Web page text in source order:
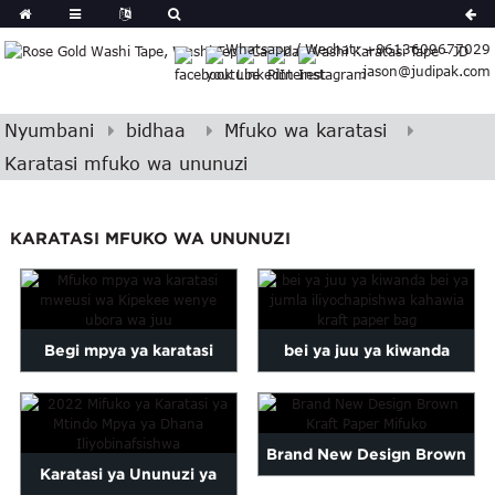
Whatsapp / Wechat: +8613609677029
jason@judipak.com
German
Japanese
Indonesian
Hindi
Bosnian
Corsican
Filipino
Georgian
Hawaiian
Icelandic
Kazakh
Nyumbani bidhaa
Mfuko wa karatasi
Karatasi mfuko wa ununuzi
KARATASI MFUKO WA UNUNUZI
Begi mpya ya karatasi
nyeusi ya Mavazi ya
Kipekee yenye ...
bei ya juu ya kiwanda
imechapishwa ...
Karatasi ya Ununuzi ya
Brand New Design Brown